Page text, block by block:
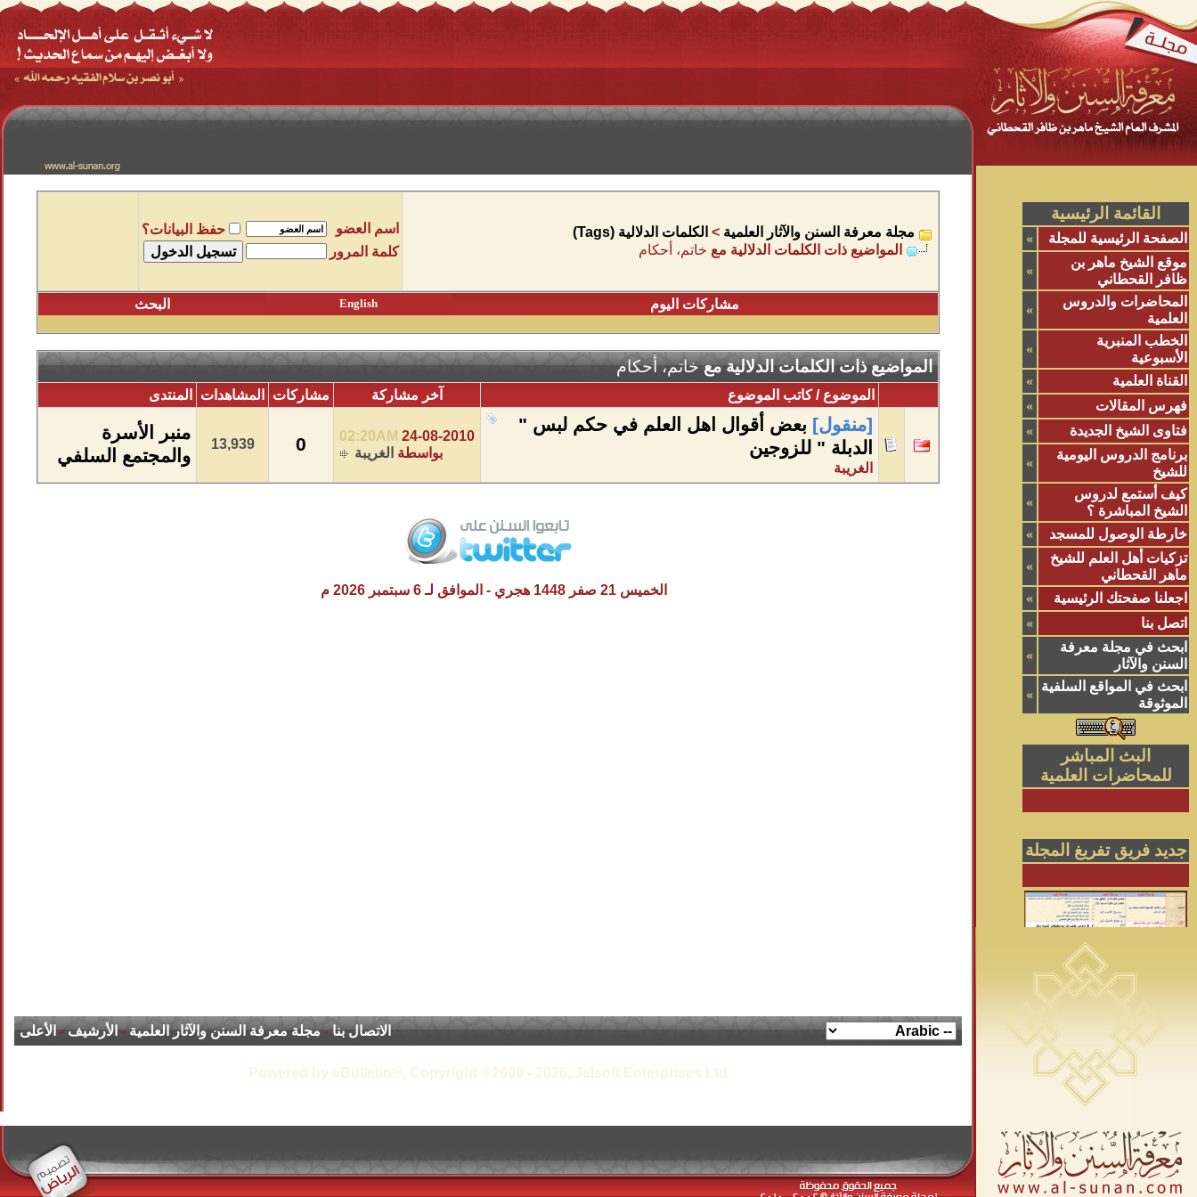
القائمة الرئيسية
الصفحة الرئيسية للمجلة
»
موقع الشيخ ماهر بن
ظافر القحطاني
»
المحاضرات والدروس
العلمية
»
الخطب المنبرية
الأسبوعية
»
القناة العلمية
»
فهرس المقالات
»
فتاوى الشيخ الجديدة
»
برنامج الدروس اليومية
للشيخ
»
كيف أستمع لدروس
الشيخ المباشرة ؟
»
خارطة الوصول للمسجد
»
تزكيات أهل العلم للشيخ
ماهر القحطاني
»
اجعلنا صفحتك الرئيسية
»
اتصل بنا
»
ابحث في مجلة معرفة
السنن والآثار
»
ابحث في المواقع السلفية
الموثوقة
»
البث المباشر
للمحاضرات العلمية
جديد فريق تفريغ المجلة
مجلة معرفة السنن والآثار العلمية > الكلمات الدلالية (Tags)
المواضيع ذات الكلمات الدلالية مع خاتم، أحكام
اسم العضو
حفظ البيانات؟
كلمة المرور
مشاركات اليوم English البحث
المواضيع ذات الكلمات الدلالية معخاتم، أحكام
الموضوع / كاتب الموضوع آخر مشاركة مشاركات المشاهدات المنتدى
[منقول] بعض أقوال اهل العلم في حكم لبس "
الدبلة " للزوجين
الغريبة
24-08-2010
02:20AM
بواسطة الغريبة 0
13,939
منبر الأسرة
والمجتمع السلفي
الخميس 21 صفر 1448 هجري - الموافق لـ 6 سبتمبر 2026 م
الاتصال بنا-مجلة معرفة السنن والآثار العلمية-الأرشيف-الأعلى
Powered by vBulletin®, Copyright ©2000 - 2026, Jelsoft Enterprises Ltd